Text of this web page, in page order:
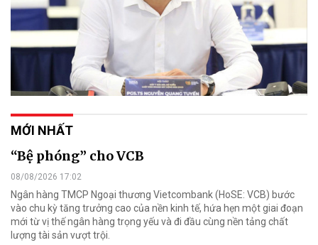
MỚI NHẤT
“Bệ phóng” cho VCB
08/08/2026 17:02
Ngân hàng TMCP Ngoại thương Vietcombank (HoSE: VCB) bước
vào chu kỳ tăng trưởng cao của nền kinh tế, hứa hẹn một giai đoạn
mới từ vị thế ngân hàng trọng yếu và đi đầu cùng nền tảng chất
lượng tài sản vượt trội.